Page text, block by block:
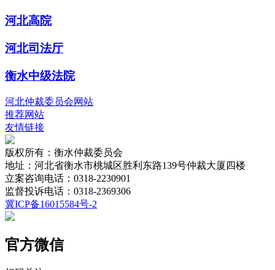
河北高院
河北司法厅
衡水中级法院
河北仲裁委员会网站
推荐网站
友情链接
版权所有：衡水仲裁委员会
地址：河北省衡水市桃城区胜利东路139号仲裁大厦四楼
立案咨询电话：0318-2230901
监督投诉电话：0318-2369306
冀ICP备16015584号-2
官方微信